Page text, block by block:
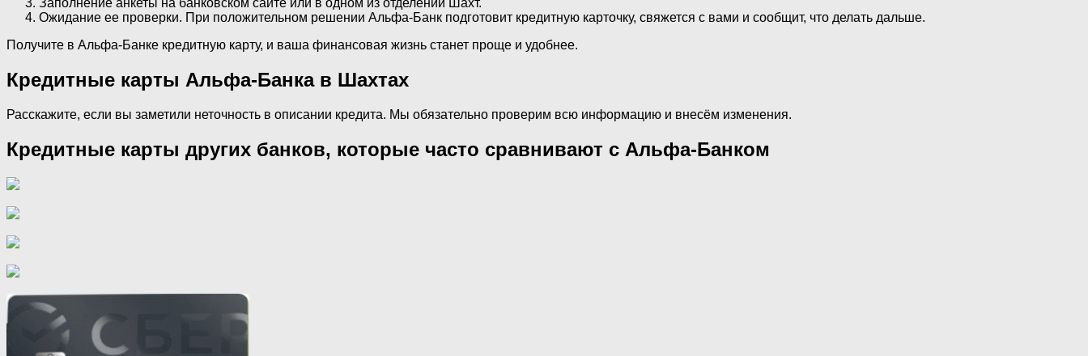
Ожидание ее проверки. При положительном решении Альфа-Банк подготовит кредитную карточку, свяжется с вами и сообщит, что делать дальше.
Получите в Альфа-Банке кредитную карту, и ваша финансовая жизнь станет проще и удобнее.
Кредитные карты Альфа-Банка в Шахтах
Расскажите, если вы заметили неточность в описании кредита. Мы обязательно проверим всю информацию и внесём изменения.
Кредитные карты других банков, которые часто сравнивают с Альфа-Банком